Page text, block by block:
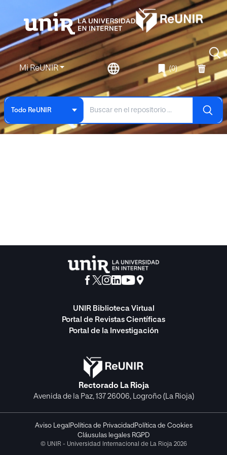
Mi ReUNIR (0)
Todo ReUNIR
UNIR Biblioteca Virtual
Portal de Revistas Científicas
Portal de la Investigación
Rectorado La Rioja
Avenida de la Paz, 137 26006, Logroño (La Rioja)
Aviso Legal Política de Privacidad Política de Cookies
Cláusulas legales RGPD
© UNIR - Universidad Internacional de La Rioja 2026